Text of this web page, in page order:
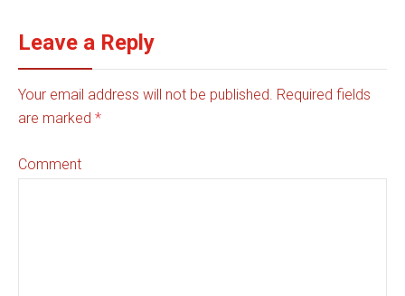
Leave a Reply
Your email address will not be published. Required fields
are marked *
Comment